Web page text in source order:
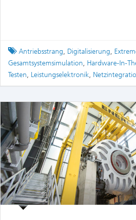
Tagged
Antriebsstrang, Digitalisierung,
Gesamtsystemsimulation, Hardware-In-
Testen, Leistungselektronik,